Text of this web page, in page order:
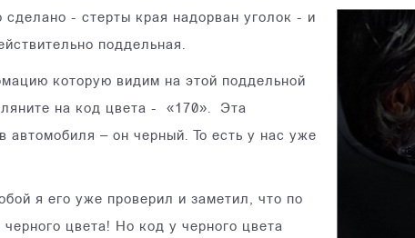
- стерты края надорван уголок - и
поддельная.
которую видим на этой поддельной
на код цвета - «170». Эта
автомобиля – он черный. То есть у нас уже
я его уже проверил и заметил, что по
цвета! Но код у черного цвета